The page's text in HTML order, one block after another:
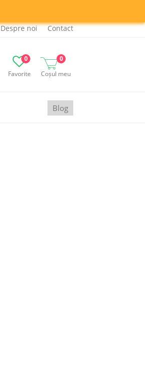
Despre noi Contact
Favorite
0
Coșul meu
0
Blog